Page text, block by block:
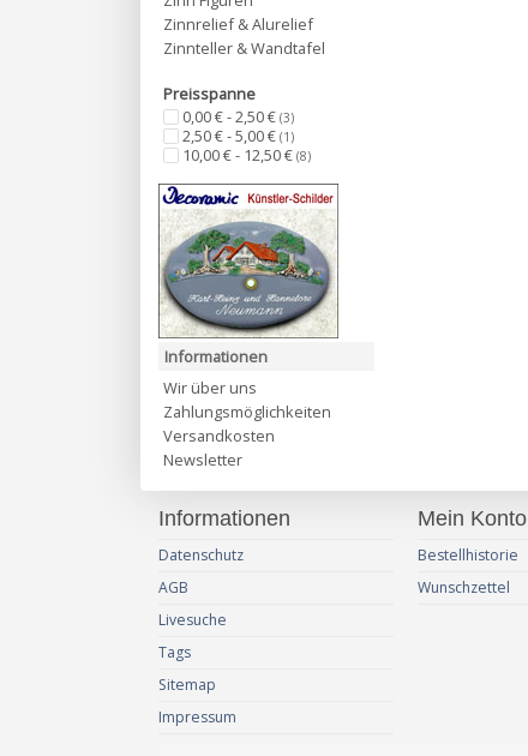
Zinnrelief & Alurelief
Zinnteller & Wandtafel
Preisspanne
0,00 € - 2,50 € (3)
2,50 € - 5,00 € (1)
10,00 € - 12,50 € (8)
Informationen
Wir über uns
Zahlungsmöglichkeiten
Versandkosten
Newsletter
Informationen
Datenschutz
AGB
Livesuche
Tags
Sitemap
Impressum
Mein Konto
Bestellhistorie
Wunschzettel